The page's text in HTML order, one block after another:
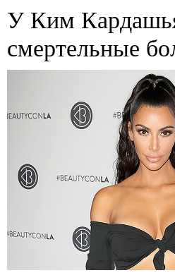
У Ким
смертельные